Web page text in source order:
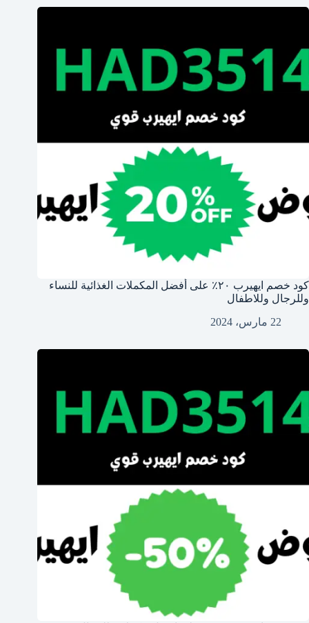
كود خصم ايهيرب ٢٠٪ على أفضل المكملات الغذائية للنساء
وللرجال وللاطفال
22 مارس، 2024